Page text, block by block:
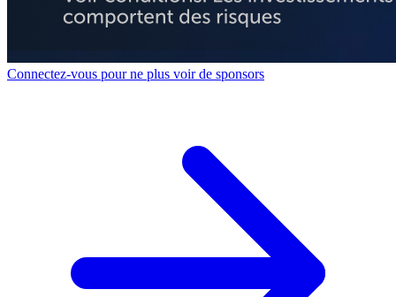
Connectez-vous pour ne plus voir de sponsors